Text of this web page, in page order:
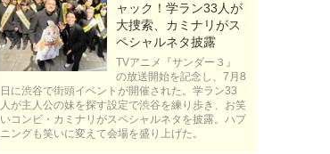
ャック！学ラン33人が
大捜索、カミナリがス
ペシャルネタ披露
TVアニメ『サンダー３』
の放送開始を記念し、7月8
日に渋谷で街頭イベントが開催された。学ラン33
人が主人公の妹を探す設定で渋谷を練り歩き、お笑
いコンビ・カミナリがスペシャルネタを披露。ハプ
ニングも笑いに変えて会場を盛り上げた。